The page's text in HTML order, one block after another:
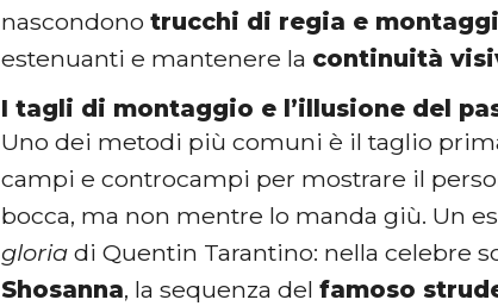
nascondonotrucchi di regia e
estenuanti e mantenere la continuità
I tagli di montaggio e l’illusione del
Uno dei metodi più comuni è il taglio
campi e controcampi per mostrare il
bocca, ma non mentre lo manda giù. Un
gloria di Quentin Tarantino: nella celebre
Shosanna, la sequenza delfamoso